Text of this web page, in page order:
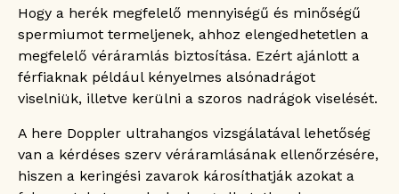
Hogy a herék megfelelő mennyiségű és minőségű
spermiumot termeljenek, ahhoz elengedhetetlen a
megfelelő véráramlás biztosítása. Ezért ajánlott a
férfiaknak például kényelmes alsónadrágot
viselniük, illetve kerülni a szoros nadrágok viselését.
A here Doppler ultrahangos vizsgálatával lehetőség
van a kérdéses szerv véráramlásának ellenőrzésére,
hiszen a keringési zavarok károsíthatják azokat a